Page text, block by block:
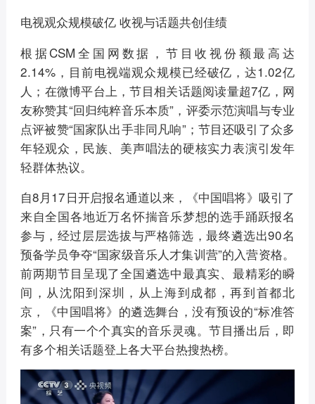
电视观众规模破亿 收视与话题共创佳绩
根据CSM全国网数据，节目收视份额最高达
2.14%，目前电视端观众规模已经破亿，达1.02亿
人；在微博平台上，节目相关话题阅读量超7亿，网
友称赞其“回归纯粹音乐本质”，评委示范演唱与专业
点评被赞“国家队出手非同凡响”；节目还吸引了众多
年轻观众，民族、美声唱法的硬核实力表演引发年
轻群体热议。
自8月17日开启报名通道以来，《中国唱将》吸引了
来自全国各地近万名怀揣音乐梦想的选手踊跃报名
参与，经过层层选拔与严格筛选，最终遴选出90名
预备学员争夺“国家级音乐人才集训营”的入营资格。
前两期节目呈现了全国遴选中最真实、最精彩的瞬
间，从沈阳到深圳，从上海到成都，再到首都北
京，《中国唱将》的遴选舞台，没有预设的“标准答
案”，只有一个个真实的音乐灵魂。节目播出后，即
有多个相关话题登上各大平台热搜热榜。